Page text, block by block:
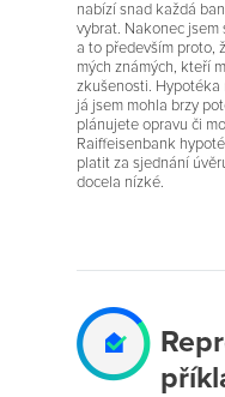
nabízí snad každá
vybrat. Nakonec jsem
a to především proto,
mých známých, kteří
zkušenosti. Hypotéka
já jsem mohla brzy
plánujete opravu či
Raiffeisenbank
platit za sjednání
docela nízké.